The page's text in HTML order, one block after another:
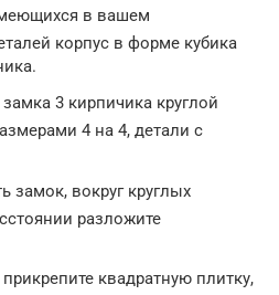
в вашем
корпус в форме кубика
3 кирпичика круглой
4 на 4, детали с
замок, вокруг круглых
разложите
прикрепите квадратную плитку,